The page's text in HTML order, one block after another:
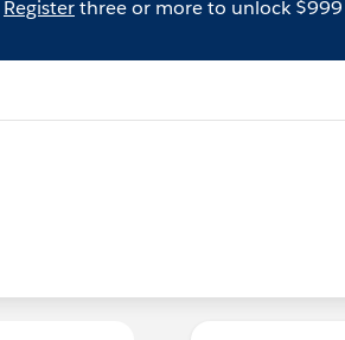
Registerthree or more to unlock $999